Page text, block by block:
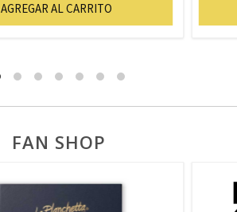
AGREGAR AL CARRITO
FAN SHOP